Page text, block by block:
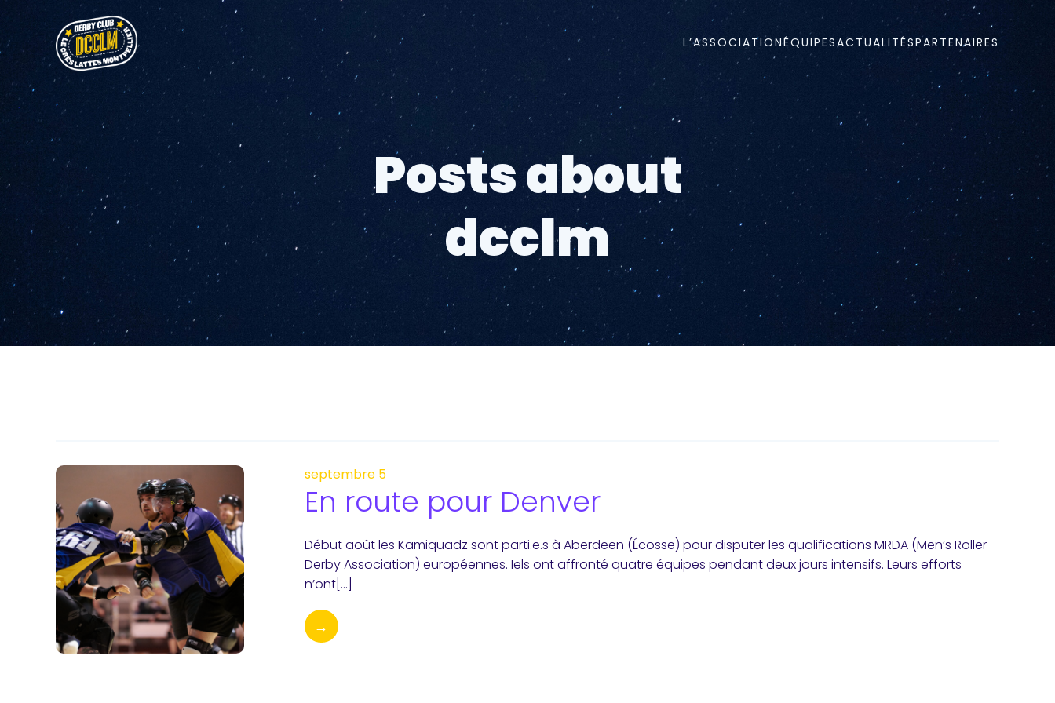
L’ASSOCIATIONÉQUIPESACTUALITÉSPARTENAIRES
Posts about
dcclm
septembre 5
En route pour Denver
Début août les Kamiquadz sont parti.e.s à Aberdeen (Écosse) pour disputer les qualifications MRDA (Men’s Roller
Derby Association) européennes. Iels ont affronté quatre équipes pendant deux jours intensifs. Leurs efforts
n’ont[…]
→